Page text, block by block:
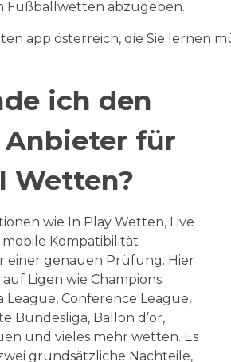
Fußballwetten abzugeben.
ich den
Anbieter für
Wetten?
wie In Play Wetten, Live
Kompatibilität
einer genauen Prüfung. Hier
Ligen wie Champions
League, Conference League,
Bundesliga, Ballon d’or,
und vieles mehr wetten. Es
grundsätzliche Nachteile,